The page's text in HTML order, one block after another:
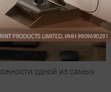
одной из самых